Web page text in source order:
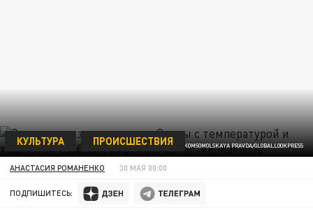
KOMSOMOLSKAYA PRAVDA/GLOBALLOOKPRESS
КУЛЬТУРА ПРОИСШЕСТВИЯ
АНАСТАСИЯ РОМАНЕНКО 30 МАЯ 00:00
ПОДПИШИТЕСЬ: